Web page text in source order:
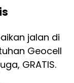
jalan di
Geocell
GRATIS.